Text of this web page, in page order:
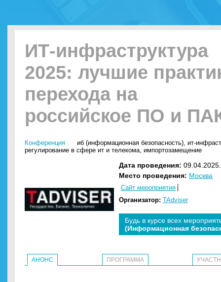
ИТ-инфраструктура
2025: лучшие
перехода на
российское ПО и
Конференция иб (информационная безопасность), ит-
регулирование в сфере ит и телекома, импортозамещение
Дата проведения:
Место проведения: Москва
Сайт мероприятия
Организатор: TAdviser
Будь в курсе всех
(Информационная
АНОНС ПРОГРАММА